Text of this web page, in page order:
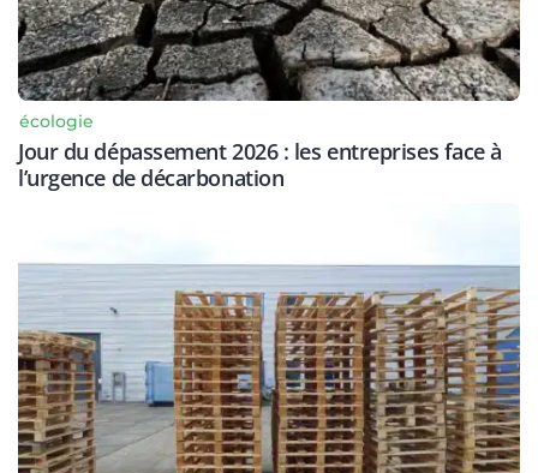
écologie
Jour du dépassement 2026 : les entreprises face à
l’urgence de décarbonation